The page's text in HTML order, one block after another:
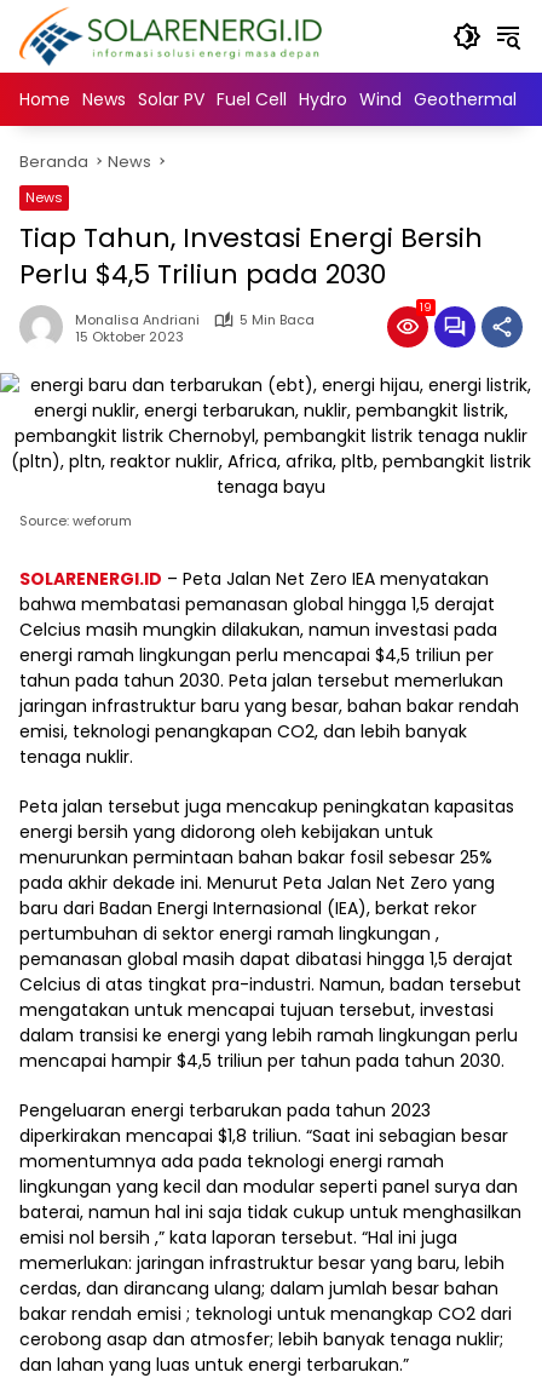
Langsung
konten
Home News Solar PV Fuel Cell Hydro Wind Geothermal
Beranda News
News
Tiap Tahun, Investasi Energi Bersih
Perlu $4,5 Triliun pada 2030
Monalisa Andriani
5 Min Baca
15 Oktober 2023
19
Source: weforum
SOLARENERGI.ID – Peta Jalan Net Zero IEA menyatakan
bahwa membatasi pemanasan global hingga 1,5 derajat
Celcius masih mungkin dilakukan, namun investasi pada
energi ramah lingkungan perlu mencapai $4,5 triliun per
tahun pada tahun 2030. Peta jalan tersebut memerlukan
jaringan infrastruktur baru yang besar, bahan bakar rendah
emisi, teknologi penangkapan CO2, dan lebih banyak
tenaga nuklir.
Peta jalan tersebut juga mencakup peningkatan kapasitas
energi bersih yang didorong oleh kebijakan untuk
menurunkan permintaan bahan bakar fosil sebesar 25%
pada akhir dekade ini. Menurut Peta Jalan Net Zero yang
baru dari Badan Energi Internasional (IEA), berkat rekor
pertumbuhan di sektor energi ramah lingkungan ,
pemanasan global masih dapat dibatasi hingga 1,5 derajat
Celcius di atas tingkat pra-industri. Namun, badan tersebut
mengatakan untuk mencapai tujuan tersebut, investasi
dalam transisi ke energi yang lebih ramah lingkungan perlu
mencapai hampir $4,5 triliun per tahun pada tahun 2030.
Pengeluaran energi terbarukan pada tahun 2023
diperkirakan mencapai $1,8 triliun. “Saat ini sebagian besar
momentumnya ada pada teknologi energi ramah
lingkungan yang kecil dan modular seperti panel surya dan
baterai, namun hal ini saja tidak cukup untuk menghasilkan
emisi nol bersih ,” kata laporan tersebut. “Hal ini juga
memerlukan: jaringan infrastruktur besar yang baru, lebih
cerdas, dan dirancang ulang; dalam jumlah besar bahan
bakar rendah emisi ; teknologi untuk menangkap CO2 dari
cerobong asap dan atmosfer; lebih banyak tenaga nuklir;
dan lahan yang luas untuk energi terbarukan.”